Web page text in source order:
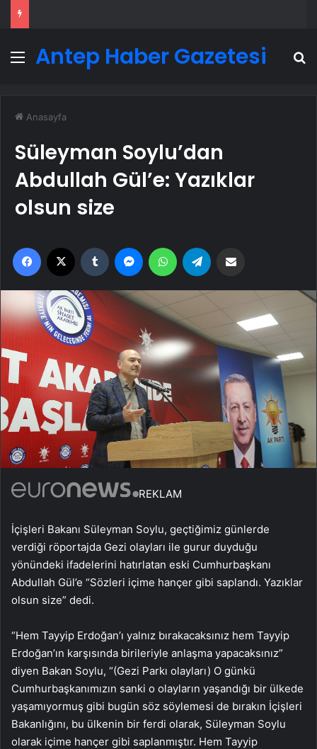
Menü
Antep Haber Gazetesi
Anasayfa
Süleyman Soylu’dan
Abdullah Gül’e: Yazıklar
olsun size
Facebook Tumblr MessengerWhatsApp
REKLAM
İçişleri Bakanı Süleyman Soylu, geçtiğimiz günlerde
verdiği röportajda Gezi olayları ile gurur duyduğu
yönündeki ifadelerini hatırlatan eski Cumhurbaşkanı
Abdullah Gül’e “Sözleri içime hançer gibi saplandı. Yazıklar
olsun size” dedi.
“Hem Tayyip Erdoğan’ı yalnız bırakacaksınız hem Tayyip
Erdoğan’ın karşısında birileriyle anlaşma yapacaksınız”
diyen Bakan Soylu, “(Gezi Parkı olayları) O günkü
Cumhurbaşkanımızın sanki o olayların yaşandığı bir ülkede
yaşamıyormuş gibi bugün söz söylemesi de bırakın İçişleri
Bakanlığını, bu ülkenin bir ferdi olarak, Süleyman Soylu
olarak içime hançer gibi saplanmıştır. Hem Tayyip